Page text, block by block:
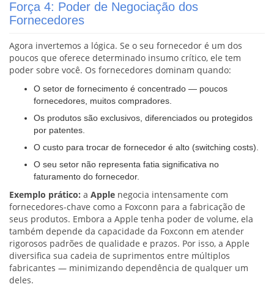
Força 4: Poder de Negociação dos
Fornecedores
Agora invertemos a lógica. Se o seu fornecedor é um dos
poucos que oferece determinado insumo crítico, ele tem
poder sobre você. Os fornecedores dominam quando:
O setor de fornecimento é concentrado — poucos
fornecedores, muitos compradores.
Os produtos são exclusivos, diferenciados ou protegidos
por patentes.
O custo para trocar de fornecedor é alto (switching costs).
O seu setor não representa fatia significativa no
faturamento do fornecedor.
Exemplo prático: a Apple negocia intensamente com
fornecedores-chave como a Foxconn para a fabricação de
seus produtos. Embora a Apple tenha poder de volume, ela
também depende da capacidade da Foxconn em atender
rigorosos padrões de qualidade e prazos. Por isso, a Apple
diversifica sua cadeia de suprimentos entre múltiplos
fabricantes — minimizando dependência de qualquer um
deles.